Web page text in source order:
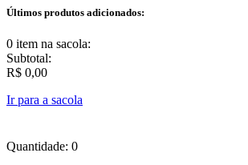
Últimos produtos adicionados:
0 item na sacola:
Subtotal:
R$ 0,00
Ir para a sacola
Quantidade: 0